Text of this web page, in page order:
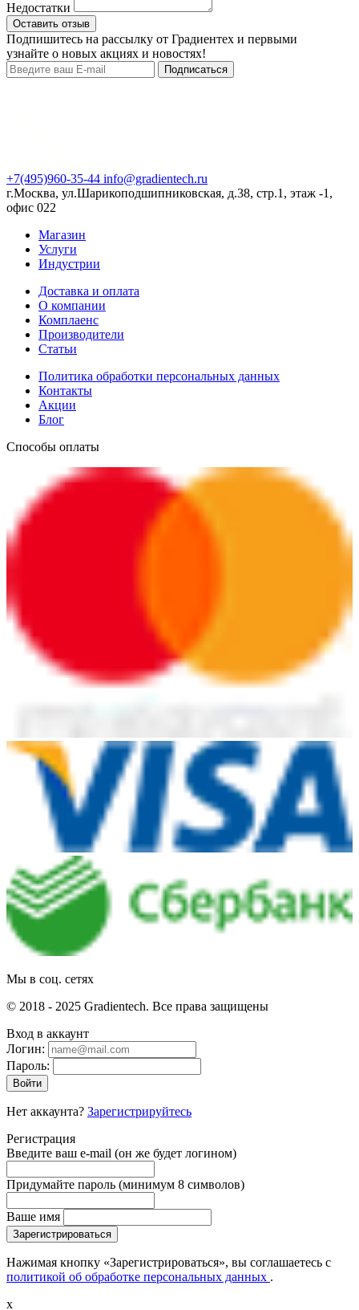
Недостатки
Оставить отзыв
Подпишитесь на рассылку от Градиентех и первыми
узнайте о новых акциях и новостях!
Подписаться
+7(495)960-35-44 info@gradientech.ru
г.Москва, ул.Шарикоподшипниковская, д.38, стр.1, этаж -1,
офис 022
Магазин
Услуги
Индустрии
Доставка и оплата
О компании
Комплаенс
Производители
Статьи
Политика обработки персональных данных
Контакты
Акции
Блог
Способы оплаты
Мы в соц. сетях
© 2018 - 2025 Gradientech. Все права защищены
Вход в аккаунт
Логин:
Пароль:
Войти
Нет аккаунта? Зарегистрируйтесь
Регистрация
Введите ваш e-mail (он же будет логином)
Придумайте пароль (минимум 8 символов)
Ваше имя
Зарегистрироваться
Нажимая кнопку «Зарегистрироваться», вы соглашаетесь с
политикой об обработке персональных данных .
x